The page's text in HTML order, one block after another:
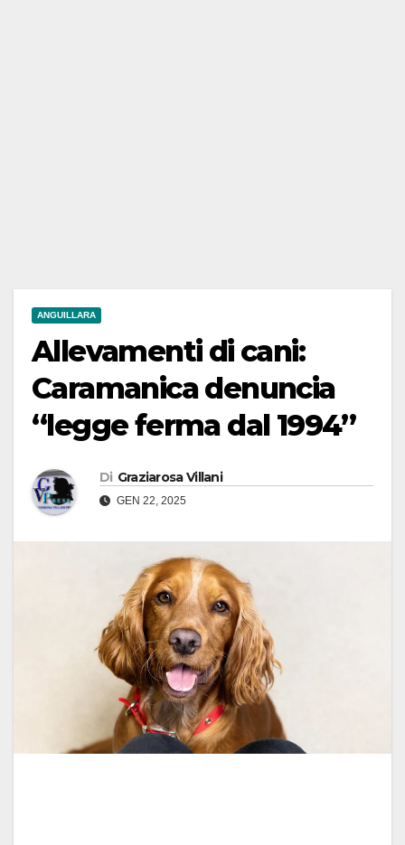
ANGUILLARA
Allevamenti di cani:
Caramanica denuncia
“legge ferma dal 1994”
Di Graziarosa Villani
GEN 22, 2025